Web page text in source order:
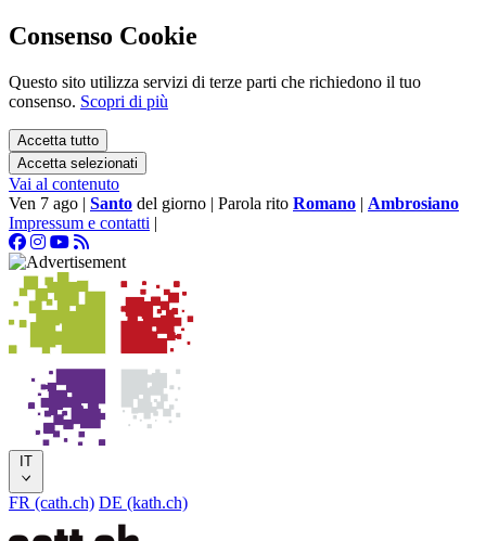
Consenso Cookie
Questo sito utilizza servizi di terze parti che richiedono il tuo
consenso. Scopri di più
Accetta tutto
Accetta selezionati
Vai al contenuto
Ven 7 ago | Santo del giorno | Parola rito Romano | Ambrosiano
Impressum e contatti |
IT
FR (cath.ch) DE (kath.ch)